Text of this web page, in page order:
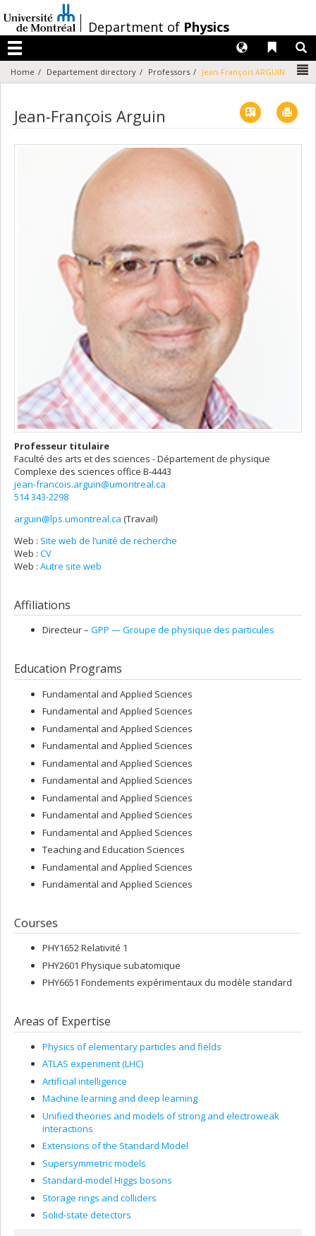
au
contenu
/Department of Physics
Menu
Liens
Langues
Home Departement directory Professors Jean-François ARGUIN
Jean-François Arguin Vcard
Professeur titulaire
Faculté des arts et des sciences - Département de physique
Complexe des sciences office B-4443
jean-francois.arguin@umontreal.ca
514 343-2298
Courriels
arguin@lps.umontreal.ca (Travail)
Web : Site web de l’unité de recherche
Web : CV
Web : Autre site web
Affiliations
Directeur – GPP — Groupe de physique des particules
Education Programs
Fundamental and Applied Sciences
Fundamental and Applied Sciences
Fundamental and Applied Sciences
Fundamental and Applied Sciences
Fundamental and Applied Sciences
Fundamental and Applied Sciences
Fundamental and Applied Sciences
Fundamental and Applied Sciences
Fundamental and Applied Sciences
Teaching and Education Sciences
Fundamental and Applied Sciences
Fundamental and Applied Sciences
Courses
PHY1652 Relativité 1
PHY2601 Physique subatomique
PHY6651 Fondements expérimentaux du modèle standard
Areas of Expertise
Physics of elementary particles and fields
ATLAS experiment (LHC)
Artificial intelligence
Machine learning and deep learning
Unified theories and models of strong and electroweak
interactions
Extensions of the Standard Model
Supersymmetric models
Standard-model Higgs bosons
Storage rings and colliders
Solid-state detectors